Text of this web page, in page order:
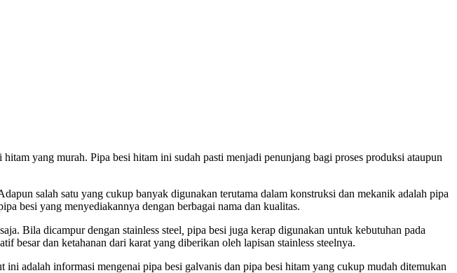
yang murah. Pipa besi hitam ini sudah pasti menjadi penunjang bagi proses produksi ataupun
salah satu yang cukup banyak digunakan terutama dalam konstruksi dan mekanik adalah pipa
besi yang menyediakannya dengan berbagai nama dan kualitas.
Bila dicampur dengan stainless steel pipa besi juga kerap digunakan untuk kebutuhan pada
besar dan ketahanan dari karat yang diberikan oleh lapisan stainless steelnya.
adalah informasi mengenai pipa besi galvanis dan pipa besi hitam yang cukup mudah ditemukan